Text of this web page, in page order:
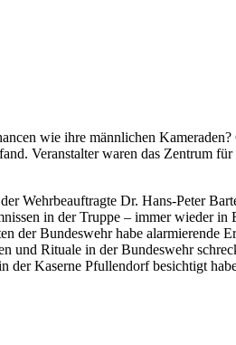
wie ihre männlichen
Veranstalter waren das Zentrum
Wehrbeauftragte Dr. Hans-Peter
in der Truppe – immer wieder
der Bundeswehr habe
und Rituale in der Bundeswehr
der Kaserne Pfullendorf besichtigt